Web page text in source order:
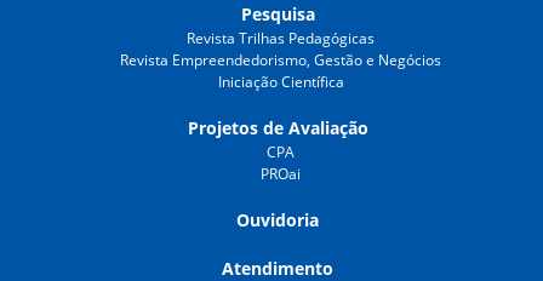
Pesquisa
Revista Trilhas Pedagógicas
Revista Empreendedorismo, Gestão e Negócios
Iniciação Científica
Projetos de Avaliação
CPA
PROai
Ouvidoria
Atendimento